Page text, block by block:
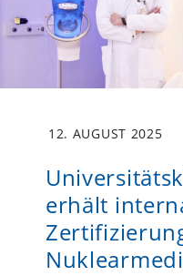
12. AUGUST 2025
erhält